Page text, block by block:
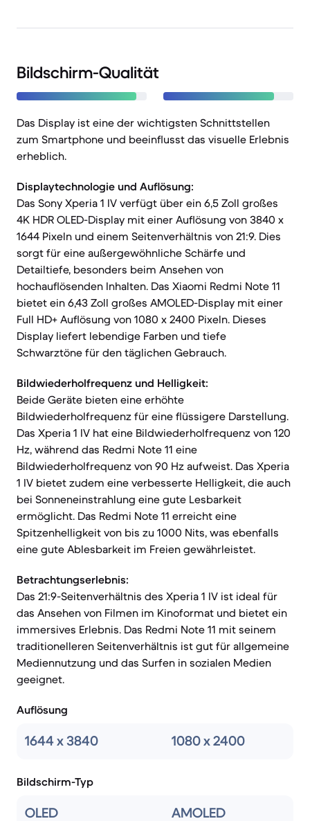
Bildschirm-Qualität
Das Display ist eine der wichtigsten Schnittstellen
zum Smartphone und beeinflusst das visuelle Erlebnis
erheblich.
Displaytechnologie und Auflösung:
Das Sony Xperia 1 IV verfügt über ein 6,5 Zoll großes
4K HDR OLED-Display mit einer Auflösung von 3840 x
1644 Pixeln und einem Seitenverhältnis von 21:9. Dies
sorgt für eine außergewöhnliche Schärfe und
Detailtiefe, besonders beim Ansehen von
hochauflösenden Inhalten. Das Xiaomi Redmi Note 11
bietet ein 6,43 Zoll großes AMOLED-Display mit einer
Full HD+ Auflösung von 1080 x 2400 Pixeln. Dieses
Display liefert lebendige Farben und tiefe
Schwarztöne für den täglichen Gebrauch.
Bildwiederholfrequenz und Helligkeit:
Beide Geräte bieten eine erhöhte
Bildwiederholfrequenz für eine flüssigere Darstellung.
Das Xperia 1 IV hat eine Bildwiederholfrequenz von 120
Hz, während das Redmi Note 11 eine
Bildwiederholfrequenz von 90 Hz aufweist. Das Xperia
1 IV bietet zudem eine verbesserte Helligkeit, die auch
bei Sonneneinstrahlung eine gute Lesbarkeit
ermöglicht. Das Redmi Note 11 erreicht eine
Spitzenhelligkeit von bis zu 1000 Nits, was ebenfalls
eine gute Ablesbarkeit im Freien gewährleistet.
Betrachtungserlebnis:
Das 21:9-Seitenverhältnis des Xperia 1 IV ist ideal für
das Ansehen von Filmen im Kinoformat und bietet ein
immersives Erlebnis. Das Redmi Note 11 mit seinem
traditionelleren Seitenverhältnis ist gut für allgemeine
Mediennutzung und das Surfen in sozialen Medien
geeignet.
Auflösung
1644 x 3840 1080 x 2400
Bildschirm-Typ
OLED AMOLED